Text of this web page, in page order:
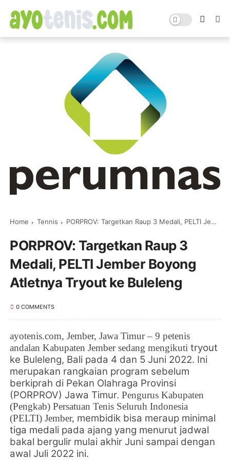
Home Tennis PORPROV: Targetkan Raup 3 Medali, PELTI Jember Boyong Atletnya Tryout ke Buleleng
PORPROV: Targetkan Raup 3
Medali, PELTI Jember Boyong
Atletnya Tryout ke Buleleng
0 COMMENTS
ayotenis.com, Jember, Jawa Timur– 9 petenis
andalan Kabupaten Jember sedang mengikutitryout
ke Buleleng, Bali pada 4 dan 5 Juni 2022. Ini
merupakan rangkaian program sebelum
berkiprah di Pekan Olahraga Provinsi
(PORPROV) Jawa Timur.Pengurus Kabupaten
(Pengkab)Persatuan Tenis Seluruh Indonesia
(PELTI) Jember, membidik bisa meraup minimal
tiga medali pada ajang yang menurut jadwal
bakal bergulir mulai akhir Juni sampai dengan
awal Juli 2022 ini.